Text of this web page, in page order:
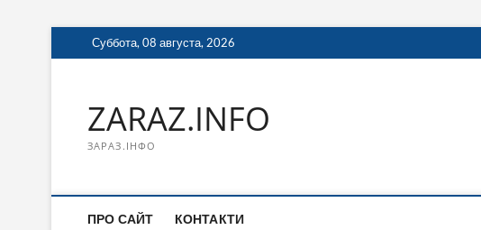
Перейти
к
Суббота, 08 августа, 2026
ZARAZ.INFO
ЗАРАЗ.ІНФО
ПРО САЙТ КОНТАКТИ